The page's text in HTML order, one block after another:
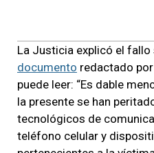
La Justicia explicó el fallo
documento redactado
puede leer: “Es dable
la presente se han
tecnológicos de
teléfono celular y